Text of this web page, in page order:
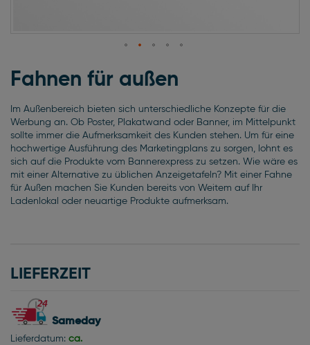
Anfang
der
springen
Fahnen für außen
Im Außenbereich bieten sich unterschiedliche Konzepte für die
Werbung an. Ob Poster, Plakatwand oder Banner, im Mittelpunkt
sollte immer die Aufmerksamkeit des Kunden stehen. Um für eine
hochwertige Ausführung des Marketingplans zu sorgen, lohnt es
sich auf die Produkte vom Bannerexpress zu setzen. Wie wäre es
mit einer Alternative zu üblichen Anzeigetafeln? Mit einer Fahne
für Außen machen Sie Kunden bereits von Weitem auf Ihr
Ladenlokal oder neuartige Produkte aufmerksam.
LIEFERZEIT
Sameday
Lieferdatum: ca.